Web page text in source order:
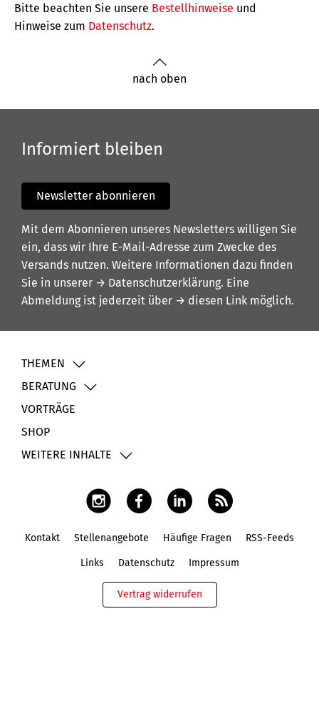
Bitte beachten Sie unsere Bestellhinweise und
Hinweise zum Datenschutz.
nach oben
Informiert bleiben
Newsletter abonnieren
Mit dem Abonnieren unseres Newsletters willigen Sie
ein, dass wir Ihre E-Mail-Adresse zum Zwecke des
Versands nutzen. Weitere Informationen dazu finden
Sie in unserer → Datenschutzerklärung. Eine
Abmeldung ist jederzeit über → diesen Link möglich.
THEMEN
BERATUNG
VORTRÄGE
SHOP
WEITERE INHALTE
Kontakt Stellenangebote Häufige Fragen RSS-Feeds
Links Datenschutz Impressum
Vertrag widerrufen